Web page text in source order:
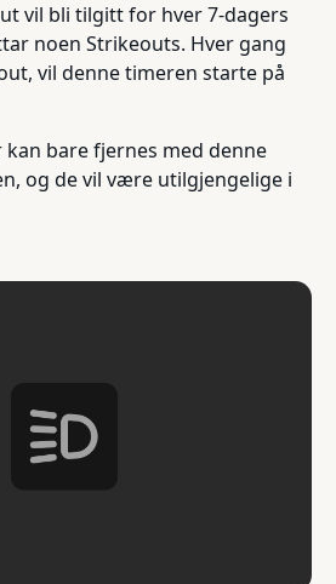
vil bli tilgitt for hver 7-dagers
noen Strikeouts. Hver gang
vil denne timeren starte på
bare fjernes med denne
og de vil være utilgjengelige i